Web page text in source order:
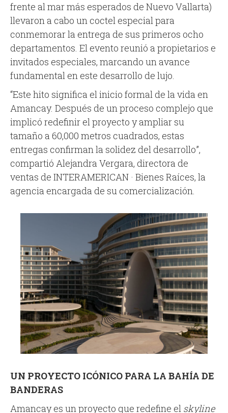
frente al mar más esperados de Nuevo Vallarta)
llevaron a cabo un coctel especial para
conmemorar la entrega de sus primeros ocho
departamentos. El evento reunió a propietarios e
invitados especiales, marcando un avance
fundamental en este desarrollo de lujo.
“Este hito significa el inicio formal de la vida en
Amancay. Después de un proceso complejo que
implicó redefinir el proyecto y ampliar su
tamaño a 60,000 metros cuadrados, estas
entregas confirman la solidez del desarrollo”,
compartió Alejandra Vergara, directora de
ventas de INTERAMERICAN · Bienes Raíces, la
agencia encargada de su comercialización.
UN PROYECTO ICÓNICO PARA LA BAHÍA DE
BANDERAS
Amancay es un proyecto que redefine el skyline